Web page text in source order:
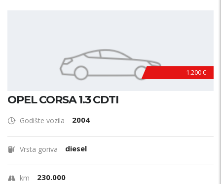
1.200 €
OPEL CORSA 1.3 CDTI
Godište vozila 2004
Vrsta goriva diesel
km 230.000